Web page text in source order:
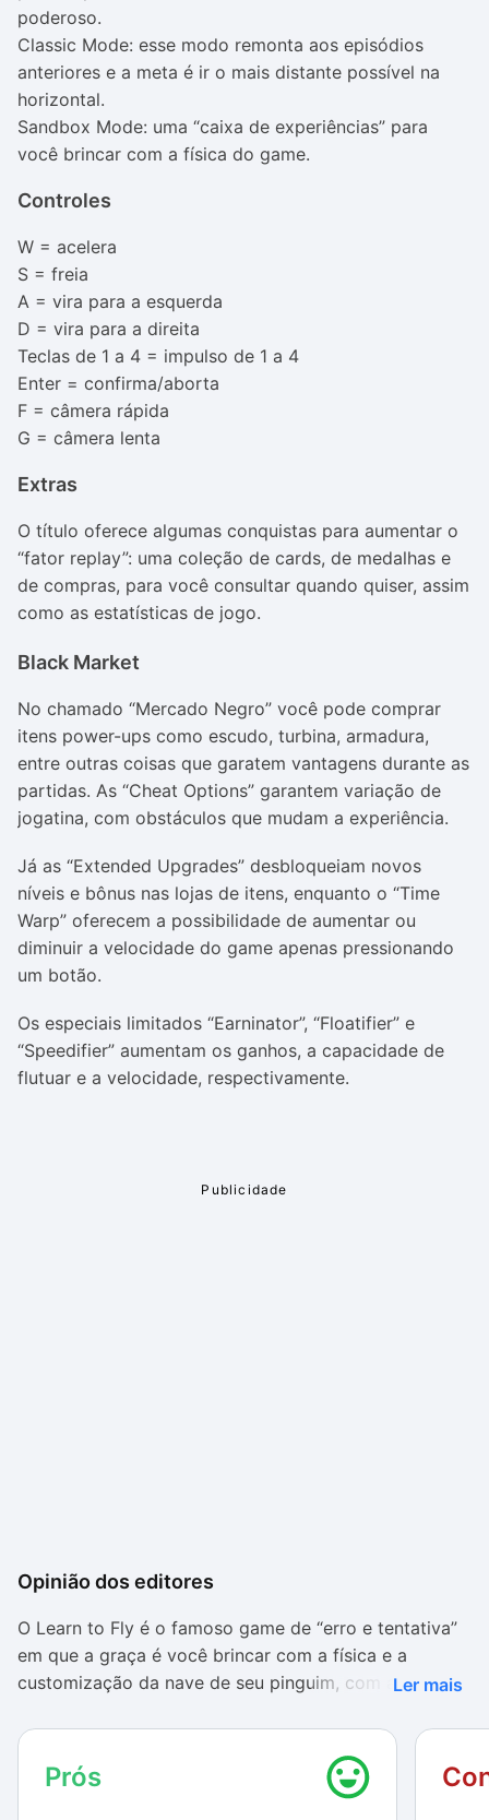
poderoso.
Classic Mode: esse modo remonta aos episódios
anteriores e a meta é ir o mais distante possível na
horizontal.
Sandbox Mode: uma “caixa de experiências” para
você brincar com a física do game.
Controles
W = acelera
S = freia
A = vira para a esquerda
D = vira para a direita
Teclas de 1 a 4 = impulso de 1 a 4
Enter = confirma/aborta
F = câmera rápida
G = câmera lenta
Extras
O título oferece algumas conquistas para aumentar o
“fator replay”: uma coleção de cards, de medalhas e
de compras, para você consultar quando quiser, assim
como as estatísticas de jogo.
Black Market
No chamado “Mercado Negro” você pode comprar
itens power-ups como escudo, turbina, armadura,
entre outras coisas que garatem vantagens durante as
partidas. As “Cheat Options” garantem variação de
jogatina, com obstáculos que mudam a experiência.
Já as “Extended Upgrades” desbloqueiam novos
níveis e bônus nas lojas de itens, enquanto o “Time
Warp” oferecem a possibilidade de aumentar ou
diminuir a velocidade do game apenas pressionando
um botão.
Os especiais limitados “Earninator”, “Floatifier” e
“Speedifier” aumentam os ganhos, a capacidade de
flutuar e a velocidade, respectivamente.
Opinião dos editores
O Learn to Fly é o famoso game de “erro e tentativa”
em que a graça é você brincar com a física e a
customização da nave de seu pinguim, com as
grande variedade de lançadores, poderes, objetos,
armaduras e vários outros itens.
Ler mais
Prós